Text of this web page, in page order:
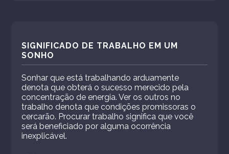
SIGNIFICADO DE TRABALHO EM UM
SONHO
Sonhar que está trabalhando arduamente
denota que obterá o sucesso merecido pela
concentração de energia. Ver os outros no
trabalho denota que condições promissoras o
cercarão. Procurar trabalho significa que você
será beneficiado por alguma ocorrência
inexplicável.